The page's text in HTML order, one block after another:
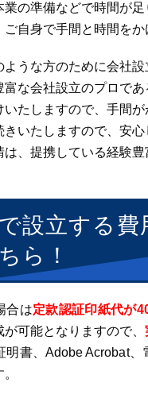
の準備などで時間が足
ご自身で手間と時間を
うな方のために会社
富な会社設立のプロで
たしますので、手間
きいたしますので、安心
、提携している経験豊
設立する
ら！
合は定款認証印紙代が
可能となりますので、
明書、Adobe Acrobat